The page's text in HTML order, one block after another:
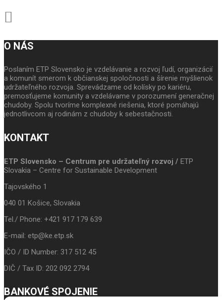
O NÁS
Poslaním ETP Slovensko je vzdelávanie a rozvoj ľudí, organizácií
a komunít smerom k občianskej spoločnosti a šírenie myšlienok
udržateľného rozvoja. Sprevádzame od kolísky po kariéru,
premosťujeme komunity a vzdelávame v porozumení generačnej
chudoby. Spolu tvoríme komplexné riešenia, ktoré pomáhajú
jednotlivcom aj rodinám z chudoby k sebestačnosti.
KONTAKT
ETP Slovensko – Centrum pre udržateľný rozvoj / ETP
Slovakia – Centre for Sustainable Development
Tajovského 1
040 01 Košice, Slovakia
Tel./ Phone: +421 917 179 639
E-mail: etp@ke.etp.sk
IČO / ID Number: 317 512 45
DIČ / Tax ID: 202 092 2794
BANKOVÉ SPOJENIE